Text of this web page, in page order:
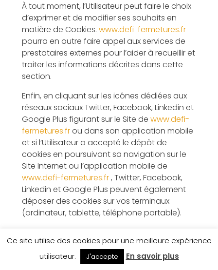
À tout moment, l’Utilisateur peut faire le choix
d’exprimer et de modifier ses souhaits en
matière de Cookies. www.defi-fermetures.fr
pourra en outre faire appel aux services de
prestataires externes pour l’aider à recueillir et
traiter les informations décrites dans cette
section.
Enfin, en cliquant sur les icônes dédiées aux
réseaux sociaux Twitter, Facebook, Linkedin et
Google Plus figurant sur le Site de www.defi-
fermetures.frou dans son application mobile
et si l’Utilisateur a accepté le dépôt de
cookies en poursuivant sa navigation sur le
Site Internet ou l’application mobile de
www.defi-fermetures.fr, Twitter, Facebook,
Linkedin et Google Plus peuvent également
déposer des cookies sur vos terminaux
(ordinateur, tablette, téléphone portable).
vos terminaux qu’à condition que vous y
consentiez, en continuant votre navigation
sur le Site Internet ou l’application mobile de
Ce site utilise des cookies pour une meilleure expérience
utilisateur.
J'accepte En savoir plus